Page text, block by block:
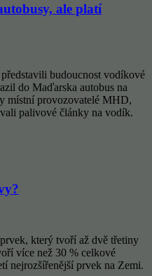
ale platí
budoucnost vodíkové
do Maďarska autobus na
místní provozovatelé MHD,
palivové články na vodík.
který tvoří až dvě třetiny
více než 30 % celkové
nejrozšířenější prvek na Zemi.